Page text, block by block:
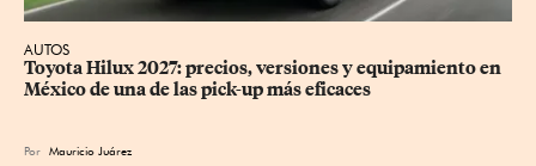
AUTOS
Toyota Hilux 2027: precios, versiones y equipamiento en
México de una de las pick-up más eficaces
Por Mauricio Juárez